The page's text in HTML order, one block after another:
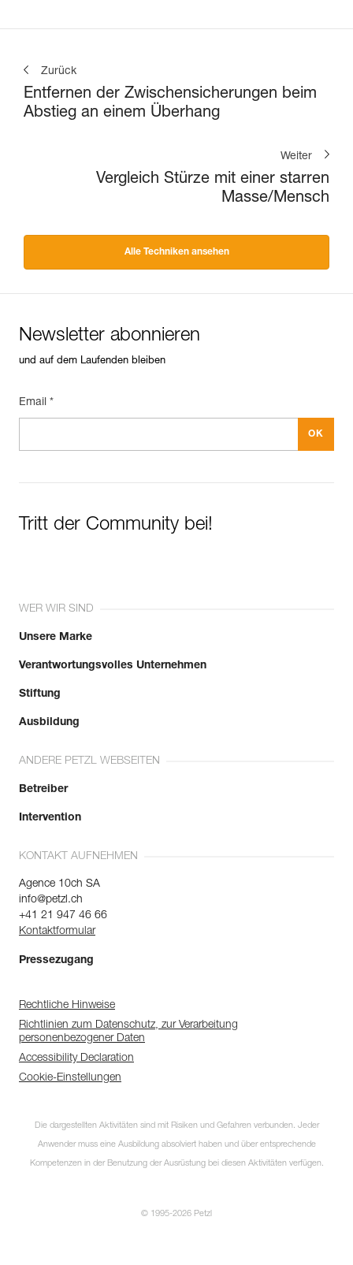
Zurück
Entfernen der Zwischensicherungen beim
Abstieg an einem Überhang
Weiter
Vergleich Stürze mit einer starren
Masse/Mensch
Alle Techniken ansehen
Newsletter abonnieren
und auf dem Laufenden bleiben
Email *
Tritt der Community bei!
WER WIR SIND
Unsere Marke
Verantwortungsvolles Unternehmen
Stiftung
Ausbildung
ANDERE PETZL WEBSEITEN
Betreiber
Intervention
KONTAKT AUFNEHMEN
Agence 10ch SA
info@petzl.ch
+41 21 947 46 66
Kontaktformular
Pressezugang
Rechtliche Hinweise
Richtlinien zum Datenschutz, zur Verarbeitung
personenbezogener Daten
Accessibility Declaration
Cookie-Einstellungen
Die dargestellten Aktivitäten sind mit Risiken und Gefahren verbunden. Jeder
Anwender muss eine Ausbildung absolviert haben und über entsprechende
Kompetenzen in der Benutzung der Ausrüstung bei diesen Aktivitäten verfügen.
© 1995-2026 Petzl